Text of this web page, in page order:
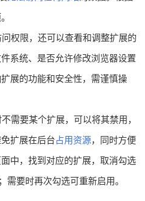
权限，还可以查看和调整扩展的
系统、是否允许修改浏览器设置
展的功能和安全性，需谨慎操
需要某个扩展，可以将其禁用，
扩展在后台占用资源，同时方便
中，找到对应的扩展，取消勾选
需要时再次勾选可重新启用。